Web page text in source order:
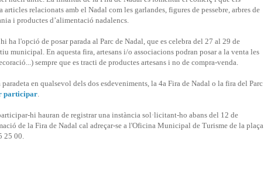
relacionats amb el Nadal com les garlandes, figures de pessebre, arbres de
i productes d’alimentació nadalencs.
ha l'opció de posar parada al Parc de Nadal, que es celebra del 27 al 29 de
municipal. En aquesta fira, artesans i/o associacions podran posar a la venta les
sempre que es tracti de productes artesans i no de compra-venda.
paradeta en qualsevol dels dos esdeveniments, la 4a Fira de Nadal o la fira del Parc
participar.
hi hauran de registrar una instància sol·licitant-ho abans del 12 de
de la Fira de Nadal cal adreçar-se a l'Oficina Municipal de Turisme de la plaça
25 00.